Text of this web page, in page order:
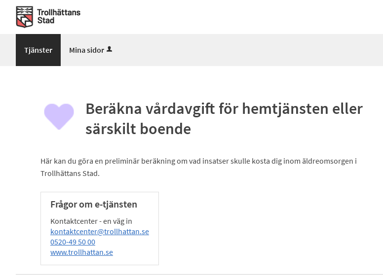
Välkommen
Mina
Tjänster Mina sidor
Beräkna vårdavgift för hemtjänsten eller
särskilt boende
Här kan du göra en preliminär beräkning om vad insatser skulle kosta dig inom äldreomsorgen i
Trollhättans Stad.
Frågor om e-tjänsten
Kontaktcenter - en väg in
kontaktcenter@trollhattan.se
0520-49 50 00
www.trollhattan.se